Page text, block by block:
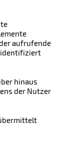
aufrufende
identifiziert
hinaus
der Nutzer